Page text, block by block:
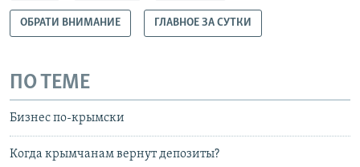
ОБРАТИ ВНИМАНИЕ ГЛАВНОЕ ЗА СУТКИ
ПО ТЕМЕ
Бизнес по-крымски
Когда крымчанам вернут депозиты?